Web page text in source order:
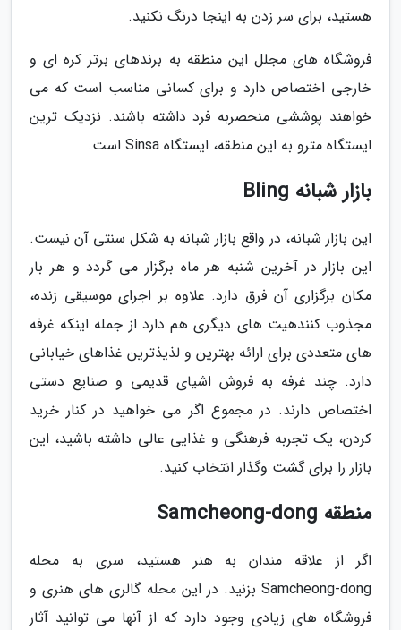
هستید، برای سر زدن به اینجا درنگ نکنید.
فروشگاه های مجلل این منطقه به برندهای برتر کره ای و
خارجی اختصاص دارد و برای کسانی مناسب است که می
خواهند پوششی منحصربه فرد داشته باشند. نزدیک ترین
ایستگاه مترو به این منطقه، ایستگاه Sinsa است.
بازار شبانه Bling
این بازار شبانه، در واقع بازار شبانه به شکل سنتی آن نیست.
این بازار در آخرین شنبه هر ماه برگزار می گردد و هر بار
مکان برگزاری آن فرق دارد. علاوه بر اجرای موسیقی زنده،
مجذوب کنندهیت های دیگری هم دارد از جمله اینکه غرفه
های متعددی برای ارائه بهترین و لذیذترین غذاهای خیابانی
دارد. چند غرفه به فروش اشیای قدیمی و صنایع دستی
اختصاص دارند. در مجموع اگر می خواهید در کنار خرید
کردن، یک تجربه فرهنگی و غذایی عالی داشته باشید، این
بازار را برای گشت وگذار انتخاب کنید.
منطقه Samcheong-dong
اگر از علاقه مندان به هنر هستید، سری به محله
Samcheong-dong بزنید. در این محله گالری های هنری و
فروشگاه های زیادی وجود دارد که از آنها می توانید آثار